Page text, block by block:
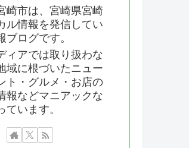
崎市は、宮崎県宮崎
ル情報を発信してい
ブログです。
ィアでは取り扱わな
域に根づいたニュー
ト・グルメ・お店の
報などマニアックな
ています。